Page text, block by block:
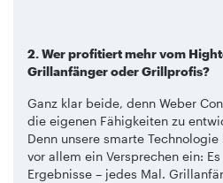
2. Wer profitiert mehr vom
Grillanfänger oder Grillprofis?
Ganz klar beide, denn Weber
die eigenen Fähigkeiten zu
Denn unsere smarte
vor allem ein Versprechen ein:
Ergebnisse – jedes Mal.